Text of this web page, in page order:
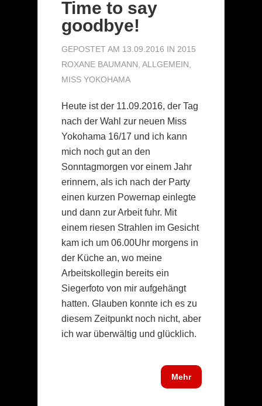
Time to say
goodbye!
GEPOSTET AM 13.09.2016 IN 2015
ROXANE BAUMANN ALLGEMEIN
MISS YOKOHAMA
Heute ist der 11.09.2016, der Tag
nach der Wahl zur neuen Miss
Yokohama 16/17 und ich kann
mich noch gut an den
Sonntagmorgen vor einem Jahr
erinnern, als ich nach der Party
einen kurzen Powernap einlegte
und dann zur Arbeit fuhr. Mit
einem riesen Strahlen im Gesicht
kam ich um 06.00Uhr morgens in
der Küche an, wo meine
Arbeitskollegin bereits ein
Siegerfoto von mir aufgehängt
hatten. Glauben konnte ich es zu
diesem Zeitpunkt noch nicht, aber
ich war überwältig und glücklich.
Mehr